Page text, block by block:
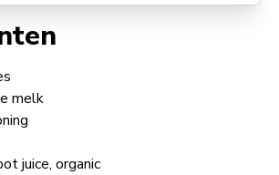
melk
juice, organic